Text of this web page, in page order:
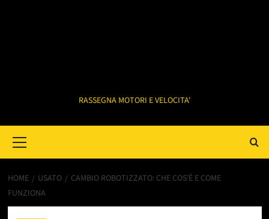
RASSEGNA MOTORI E VELOCITA'
Menu
HOME USATO
CAMBIO ROBOTIZZATO: CHE COS’È E COME
FUNZIONA